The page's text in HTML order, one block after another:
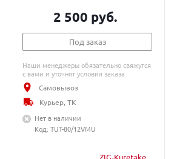
ZIG-Kuretake
2 500 руб.
Под заказ
Наши менеджеры обязательно свяжутся
с вами и уточнят условия заказа
Самовывоз
Курьер, ТК
Нет в наличии
Код: TUT-80/12VMU